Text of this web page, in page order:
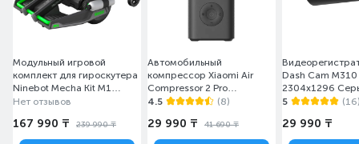
Модульный игровой
комплект для гироскутера
Ninebot Mecha Kit M1
Серый
Нет отзывов
167 990 ₸ 239 990 ₸
Автомобильный
компрессор Xiaomi Air
Compressor 2 Pro
BHR9099GL/MJCQB07PQW,
4.5 (8)
29 990 ₸ 41 690 ₸
Dash Cam M310
2304х1296
5
29 990 ₸